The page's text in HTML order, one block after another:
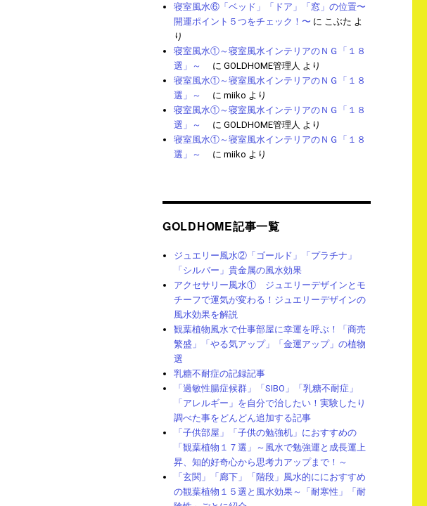
寝室風水⑥「ベッド」「ドア」「窓」の位置〜
開運ポイント５つをチェック！〜 に こぶた よ
り
寝室風水①～寝室風水インテリアのＮＧ「１８
選」～
にGOLDHOME管理人 より
寝室風水①～寝室風水インテリアのＮＧ「１８
選」～
にmiiko より
寝室風水①～寝室風水インテリアのＮＧ「１８
選」～
にGOLDHOME管理人 より
寝室風水①～寝室風水インテリアのＮＧ「１８
選」～
にmiiko より
GOLDHOME記事一覧
ジュエリー風水②「ゴールド」「プラチナ」
「シルバー」貴金属の風水効果
アクセサリー風水① ジュエリーデザインとモ
チーフで運気が変わる！ジュエリーデザインの
風水効果を解説
観葉植物風水で仕事部屋に幸運を呼ぶ！「商売
繁盛」「やる気アップ」「金運アップ」の植物
選
乳糖不耐症の記録記事
「過敏性腸症候群」「SIBO」「乳糖不耐症」
「アレルギー」を自分で治したい！実験したり
調べた事をどんどん追加する記事
「子供部屋」「子供の勉強机」におすすめの
「観葉植物１７選」～風水で勉強運と成長運上
昇、知的好奇心から思考力アップまで！～
「玄関」「廊下」「階段」風水的ににおすすめ
の観葉植物１５選と風水効果～「耐寒性」「耐